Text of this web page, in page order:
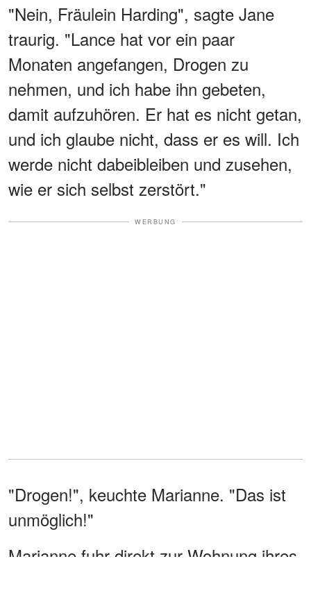
"Nein, Fräulein Harding", sagte Jane
traurig. "Lance hat vor ein paar
Monaten angefangen, Drogen zu
nehmen, und ich habe ihn gebeten,
damit aufzuhören. Er hat es nicht getan,
und ich glaube nicht, dass er es will. Ich
werde nicht dabeibleiben und zusehen,
wie er sich selbst zerstört."
WERBUNG
"Drogen!", keuchte Marianne. "Das ist
unmöglich!"
Marianne fuhr direkt zur Wohnung ihres